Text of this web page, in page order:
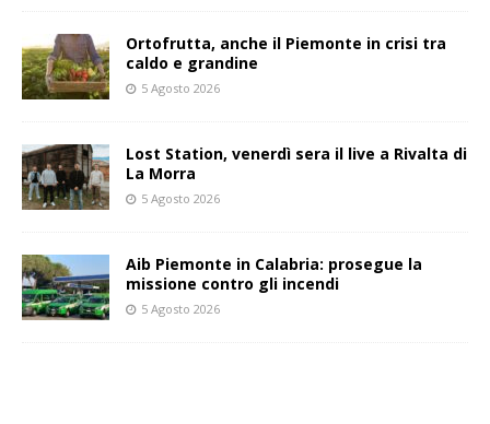
Ortofrutta, anche il Piemonte in crisi tra
caldo e grandine
5 Agosto 2026
Lost Station, venerdì sera il live a Rivalta di
La Morra
5 Agosto 2026
Aib Piemonte in Calabria: prosegue la
missione contro gli incendi
5 Agosto 2026